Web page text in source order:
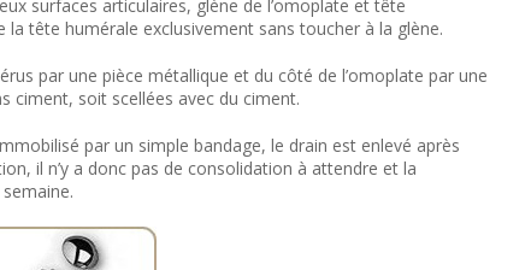
surfaces articulaires, glène de l’omoplate et tête
la tête humérale exclusivement sans toucher à la glène.
par une pièce métallique et du côté de l’omoplate par une
ciment, soit scellées avec du ciment.
par un simple bandage, le drain est enlevé après
il n’y a donc pas de consolidation à attendre et la